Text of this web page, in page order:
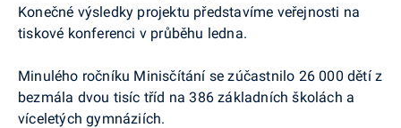
Konečné výsledky projektu představíme veřejnosti na
tiskové konferenci v průběhu ledna.
Minulého ročníku Minisčítání se zúčastnilo 26 000 dětí z
bezmála dvou tisíc tříd na 386 základních školách a
víceletých gymnáziích.